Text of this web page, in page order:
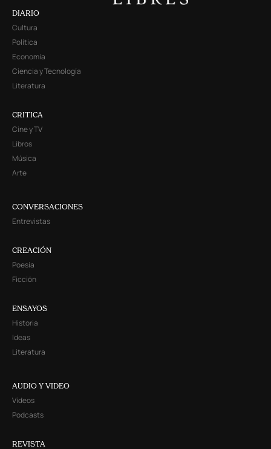
DIARIO
Cultura
Política
Economía
Ciencia y Tecnología
Literatura
CRITICA
Cine y TV
Libros
Música
Arte
CONVERSACIONES
Entrevistas
CREACIÓN
Poesía
Ficción
ENSAYOS
Historia
Ideas
Literatura
AUDIO Y VIDEO
Videos
Podcasts
REVISTA